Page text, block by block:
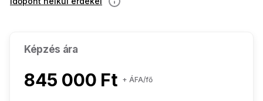
információ
Képzés ára
845 000 Ft + ÁFA/fő